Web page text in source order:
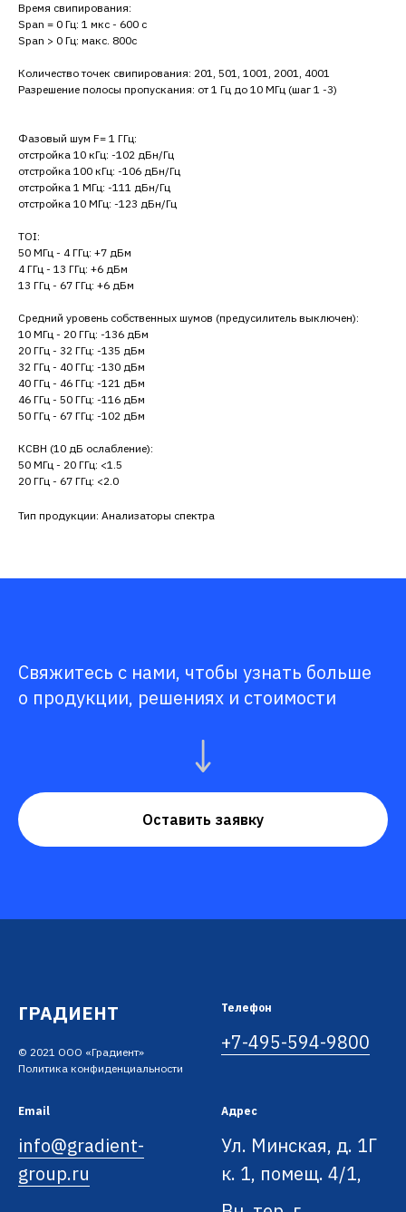
Время свипирования:
Span = 0 Гц: 1 мкс - 600 с
Span > 0 Гц: макс. 800с
Количество точек свипирования: 201, 501, 1001, 2001, 4001
Разрешение полосы пропускания: от 1 Гц до 10 МГц (шаг 1 -3)
Фазовый шум F= 1 ГГц:
отстройка 10 кГц: -102 дБн/Гц
отстройка 100 кГц: -106 дБн/Гц
отстройка 1 МГц: -111 дБн/Гц
отстройка 10 МГц: -123 дБн/Гц
TOI:
50 МГц - 4 ГГц: +7 дБм
4 ГГц - 13 ГГц: +6 дБм
13 ГГц - 67 ГГц: +6 дБм
Средний уровень собственных шумов (предусилитель выключен):
10 МГц - 20 ГГц: -136 дБм
20 ГГц - 32 ГГц: -135 дБм
32 ГГц - 40 ГГц: -130 дБм
40 ГГц - 46 ГГц: -121 дБм
46 ГГц - 50 ГГц: -116 дБм
50 ГГц - 67 ГГц: -102 дБм
КСВН (10 дБ ослабление):
50 МГц - 20 ГГц: <1.5
20 ГГц - 67 ГГц: <2.0
Тип продукции: Анализаторы спектра
Свяжитесь с нами, чтобы узнать больше
о продукции, решениях и стоимости
Оставить заявку
ГРАДИЕНТ
© 2021 ООО «Градиент»
Политика конфиденциальности
Телефон
+7-495-594-9800
Email
info@gradient-
group.ru
Адрес
Ул. Минская, д. 1Г
к. 1, помещ. 4/1,